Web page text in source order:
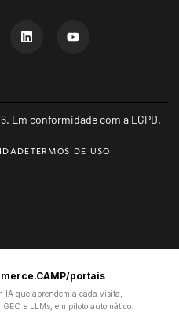
Em conformidade com a LGPD.
TERMOS DE USO
portais
IA que aprendem a cada visita,
e LLMs, em piloto automático.